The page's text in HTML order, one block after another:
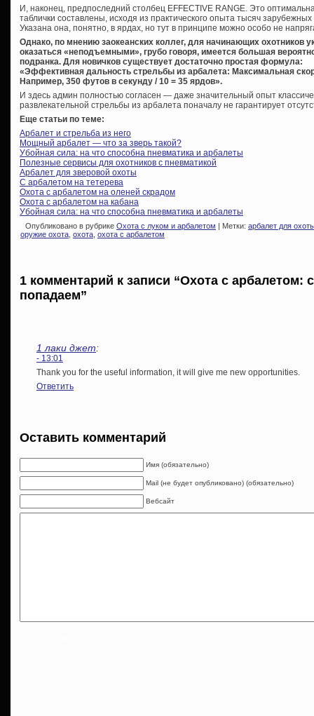
И, наконец, предпоследний столбец EFFECTIVE RANGE. Это
таблички составлены, исходя из практического опыта тысяч
Указана она, понятно, в ярдах, но тут в принципе можно особо не
Однако, по мнению заокеанских коллег, для начинающих охотников
оказаться «неподъемными», грубо говоря, имеется большая
подранка. Для новичков существует достаточно простая формула:
«Эффективная дальность стрельбы из арбалета: Максимальная
Например, 350 футов в секунду / 10 = 35 ярдов».
И здесь админ полностью согласен — даже значительный опыт
развлекательной стрельбы из арбалета поначалу не гарантирует
Еще статьи по теме:
Арбалет и стрельба из него
Мощный арбалет — что за зверь такой?
Убойная сила: на что способна пневматика и арбалеты
Полезные сервисы для охотников с пневматикой
Арбалет для зверовой охоты
С арбалетом на тетерева
Охота с арбалетом на оленей скрадом
Охота с арбалетом на кабана
Убойная сила: на что способна пневматика и арбалеты
Опубликовано в рубрике Охота с луком и арбалетом | Метки: арбалет для
оружие охота охота охота с арбалетом
1 комментарий к записи “Охота с арбалетом:
попадаем”
1 лаки джет:
- 13:01
Thank you for the useful information, it will give me new opportunities.
Ответить
Оставить комментарий
Имя (обязательно)
Mail (не будет опубликовано) (обязательно)
Вебсайт